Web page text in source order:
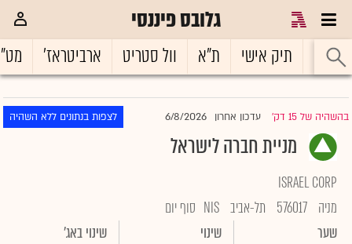
גלובס פיננסי
ראשי תיק אישי ת"א וול סטריט ארביטראז'
בהשהיה של 15 דק' |עדכון אחרון 6/8/2026 לצפות בנתונים ללא השהיה
מניית חברה לישראל
ISRAEL CORP
מניה 576017 תל-אביב NIS סוף יום
שער
שינוי שינוי באג'